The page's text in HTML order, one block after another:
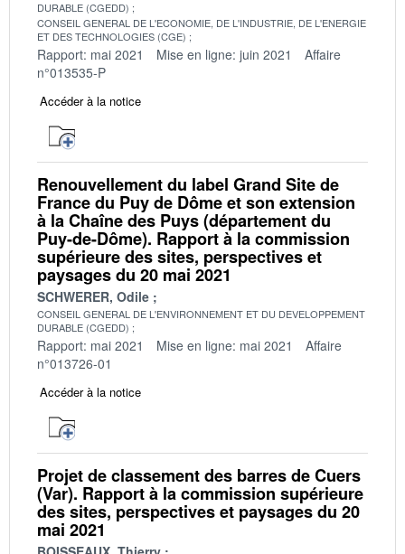
DURABLE (CGEDD)
CONSEIL GENERAL DE L'ECONOMIE, DE L'INDUSTRIE, DE L'ENERGIE
ET DES TECHNOLOGIES (CGE)
Rapport: mai 2021 Mise en ligne: juin 2021
Affaire
n°013535-P
Accéder à la notice
Renouvellement du label Grand Site de
France du Puy de Dôme et son extension
à la Chaîne des Puys (département du
Puy-de-Dôme). Rapport à la commission
supérieure des sites, perspectives et
paysages du 20 mai 2021
SCHWERER, Odile
CONSEIL GENERAL DE L'ENVIRONNEMENT ET DU DEVELOPPEMENT
DURABLE (CGEDD)
Rapport: mai 2021 Mise en ligne: mai 2021
Affaire
n°013726-01
Accéder à la notice
Projet de classement des barres de Cuers
(Var). Rapport à la commission supérieure
des sites, perspectives et paysages du 20
mai 2021